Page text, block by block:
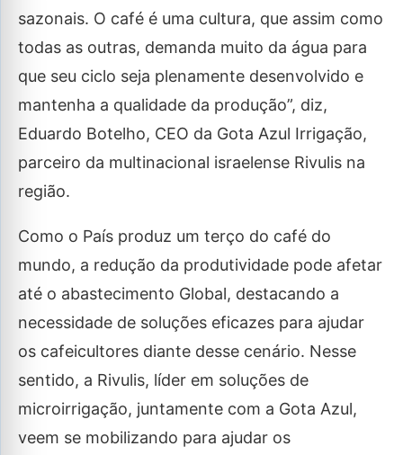
sazonais. O café é uma cultura, que assim como
todas as outras, demanda muito da água para
que seu ciclo seja plenamente desenvolvido e
mantenha a qualidade da produção”, diz,
Eduardo Botelho, CEO da Gota Azul Irrigação,
parceiro da multinacional israelense Rivulis na
região.
Como o País produz um terço do café do
mundo, a redução da produtividade pode afetar
até o abastecimento Global, destacando a
necessidade de soluções eficazes para ajudar
os cafeicultores diante desse cenário. Nesse
sentido, a Rivulis, líder em soluções de
microirrigação, juntamente com a Gota Azul,
veem se mobilizando para ajudar os